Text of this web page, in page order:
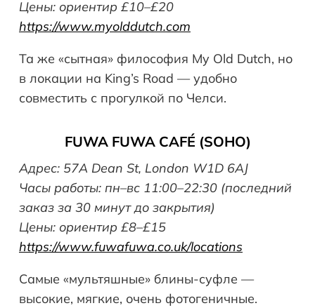
Цены: ориентир £10–£20
https://www.myolddutch.com
Та же «сытная» философия My Old Dutch, но
в локации на King’s Road — удобно
совместить с прогулкой по Челси.
FUWA FUWA CAFÉ (SOHO)
Адрес: 57A Dean St, London W1D 6AJ
Часы работы: пн–вс 11:00–22:30 (последний
заказ за 30 минут до закрытия)
Цены: ориентир £8–£15
https://www.fuwafuwa.co.uk/locations
Самые «мультяшные» блины-суфле —
высокие, мягкие, очень фотогеничные.